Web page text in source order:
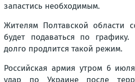
запастись необходимым.
Жителям Полтавской области
будет подаваться по
долго продлится такой режим.
Российская армия утром 6
удар по Украине после